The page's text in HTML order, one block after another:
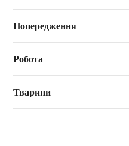
Попередження
Робота
Тварини